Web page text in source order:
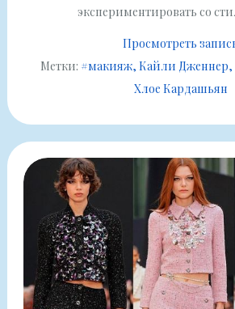
экспериментировать со
Просмотреть
Метки: #макияж Кайли Дженнер
Хлое Кардашьян